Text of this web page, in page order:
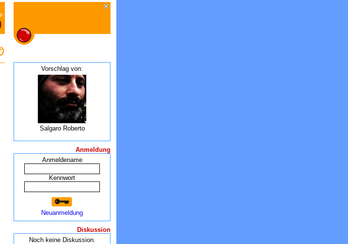
Vorschlag von:
Salgaro Roberto
Anmeldung
Anmeldename
Kennwort
Neuanmeldung
Diskussion
Noch keine Diskussion.